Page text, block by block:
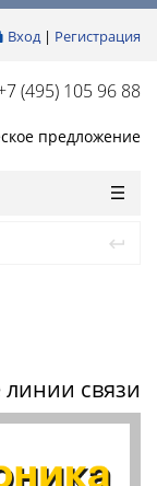
Вход| Регистрация
(495) 105 96 88
предложение
связи